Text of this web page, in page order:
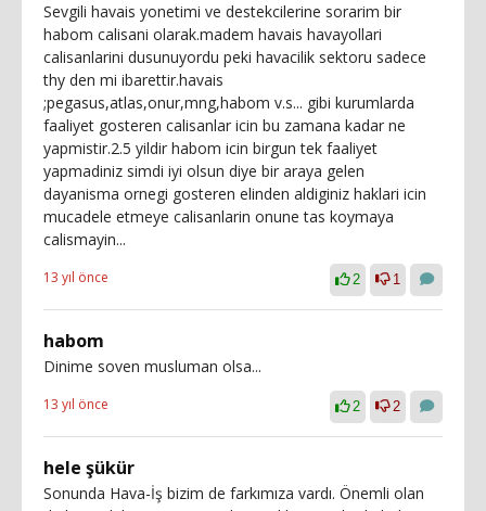
Sevgili havais yonetimi ve destekcilerine sorarim bir
habom calisani olarak.madem havais havayollari
calisanlarini dusunuyordu peki havacilik sektoru sadece
thy den mi ibarettir.havais
;pegasus,atlas,onur,mng,habom v.s... gibi kurumlarda
faaliyet gosteren calisanlar icin bu zamana kadar ne
yapmistir.2.5 yildir habom icin birgun tek faaliyet
yapmadiniz simdi iyi olsun diye bir araya gelen
dayanisma ornegi gosteren elinden aldiginiz haklari icin
mucadele etmeye calisanlarin onune tas koymaya
calismayin...
13 yıl önce 2 1
habom
Dinime soven musluman olsa...
13 yıl önce 2 2
hele şükür
Sonunda Hava-İş bizim de farkımıza vardı. Önemli olan